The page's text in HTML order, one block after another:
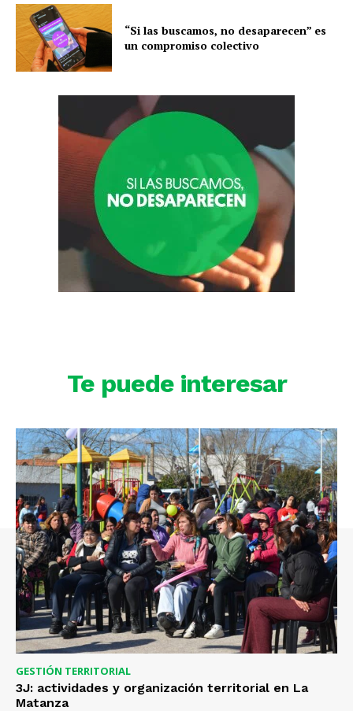
“Si las buscamos, no desaparecen” es
un compromiso colectivo
Te puede interesar
GESTIÓN TERRITORIAL
3J: actividades y organización territorial en La
Matanza